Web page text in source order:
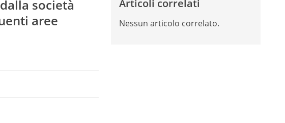
società
aree
Articoli correlati
Nessun articolo correlato.